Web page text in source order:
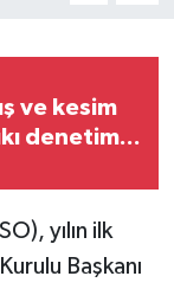
ve kesim
denetim...
yılın ilk
Başkanı